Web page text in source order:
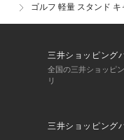
ファッション ゴルフコ
ラウンド 練習 持ち運
ゴルフ 軽量 スタンド
三井ショッピング
全国の三井ショッピ
リ
三井ショッピング